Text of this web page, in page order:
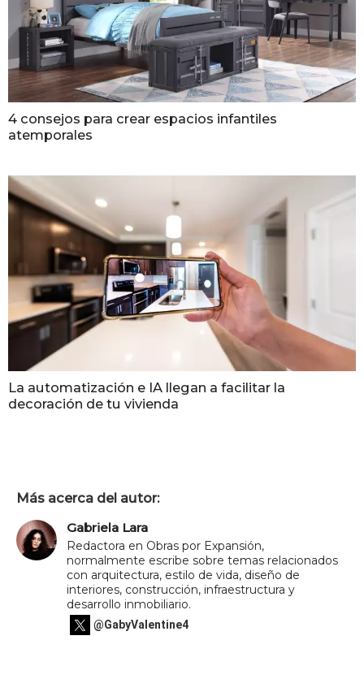
4 consejos para crear espacios infantiles
atemporales
La automatización e IA llegan a facilitar la
decoración de tu vivienda
Más acerca del autor:
Gabriela Lara
Redactora en Obras por Expansión,
normalmente escribe sobre temas relacionados
con arquitectura, estilo de vida, diseño de
interiores, construcción, infraestructura y
desarrollo inmobiliario.
@GabyValentine4